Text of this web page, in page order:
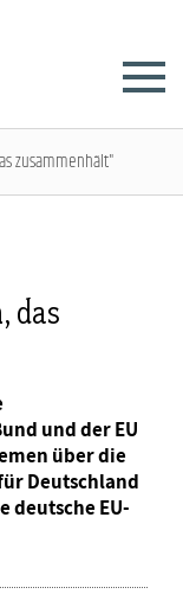
zusammenhält"
das
und der EU
über die
Deutschland
deutsche EU-